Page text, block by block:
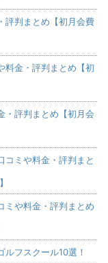
評判まとめ【初月会費
料金・評判まとめ【初
・評判まとめ【初月会
コミや料金・評判まと
ミや料金・評判まとめ
ルフスクール10選！